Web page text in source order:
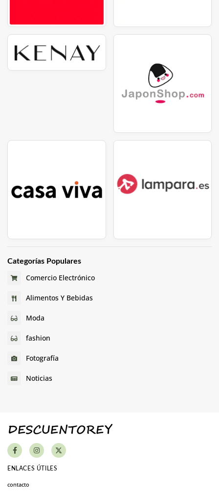
Categorías Populares
Comercio Electrónico
Alimentos Y Bebidas
Moda
fashion
Fotografía
Noticias
ENLACES ÚTILES
contacto